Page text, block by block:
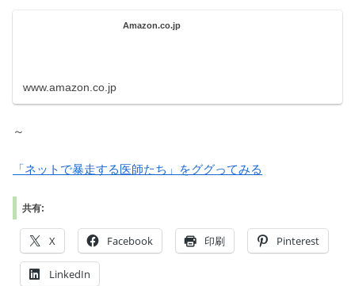
Amazon.co.jp
www.amazon.co.jp
～
「ネットで暴走する医師たち」をググってみる
共有:
X Facebook 印刷 Pinterest
LinkedIn